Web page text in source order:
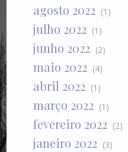
agosto 2022 (1)
julho 2022 (1)
junho 2022 (2)
maio 2022 (4)
abril 2022 (1)
março 2022 (1)
fevereiro 2022 (2)
janeiro 2022 (3)